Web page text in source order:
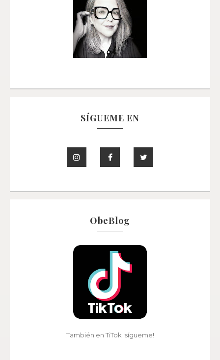
SÍGUEME EN
ObeBlog
También en TiTok ¡sígueme!